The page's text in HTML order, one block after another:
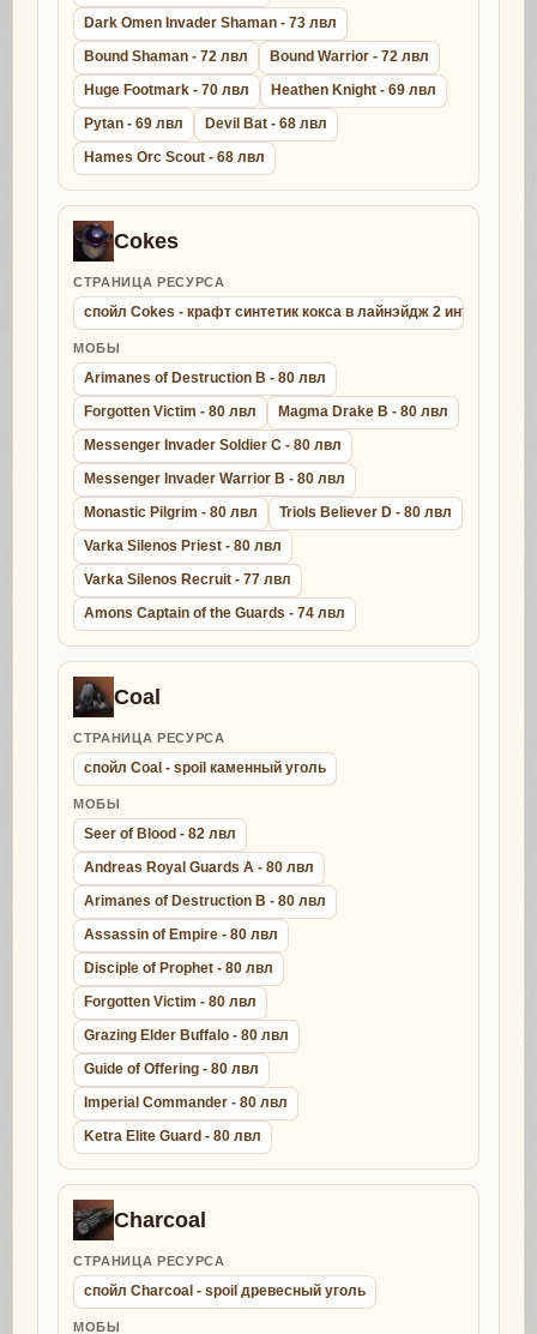
Dark Omen Invader Shaman - 73 лвл
Bound Shaman - 72 лвл
Bound Warrior - 72 лвл
Huge Footmark - 70 лвл
Heathen Knight - 69 лвл
Pytan - 69 лвл
Devil Bat - 68 лвл
Hames Orc Scout - 68 лвл
Cokes
СТРАНИЦА РЕСУРСА
спойл Cokes - крафт синтетик кокса в лайнэйдж 2 интерлюд
МОБЫ
Arimanes of Destruction B - 80 лвл
Forgotten Victim - 80 лвл
Magma Drake B - 80 лвл
Messenger Invader Soldier C - 80 лвл
Messenger Invader Warrior B - 80 лвл
Monastic Pilgrim - 80 лвл
Triols Believer D - 80 лвл
Varka Silenos Priest - 80 лвл
Varka Silenos Recruit - 77 лвл
Amons Captain of the Guards - 74 лвл
Coal
СТРАНИЦА РЕСУРСА
спойл Coal - spoil каменный уголь
МОБЫ
Seer of Blood - 82 лвл
Andreas Royal Guards A - 80 лвл
Arimanes of Destruction B - 80 лвл
Assassin of Empire - 80 лвл
Disciple of Prophet - 80 лвл
Forgotten Victim - 80 лвл
Grazing Elder Buffalo - 80 лвл
Guide of Offering - 80 лвл
Imperial Commander - 80 лвл
Ketra Elite Guard - 80 лвл
Charcoal
СТРАНИЦА РЕСУРСА
спойл Charcoal - spoil древесный уголь
МОБЫ